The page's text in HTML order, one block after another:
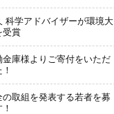
科学アドバイザーが環境大
受賞
金庫様よりご寄付をいただ
の取組を発表する若者を募